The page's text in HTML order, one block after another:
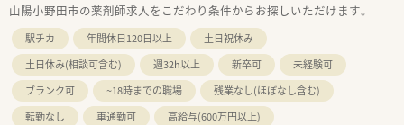
山陽小野田市の薬剤師求人をこだわり条件からお探しいただけます。
駅チカ 年間休日120日以上
土日祝休み
土日休み(相談可含む)
週32h以上 新卒可
未経験可
ブランク可
~18時までの職場
残業なし(ほぼなし含む)
転勤なし
車通勤可
高給与(600万円以上)